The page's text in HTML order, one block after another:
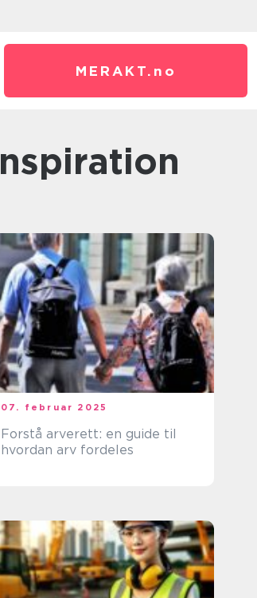
MERAKT. no
inspiration
07. februar 2025
Forstå arverett: en guide til
hvordan arv fordeles